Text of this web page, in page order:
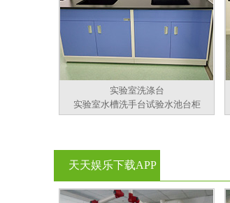
实验室洗涤台
实验室水槽洗手台试验水池台柜
天天娱乐下载APP
官方看黄片